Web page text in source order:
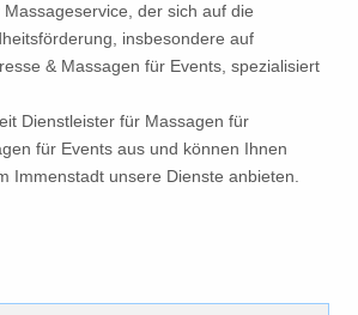
der sich auf die
insbesondere auf
& Massagen für Events, spezialisiert
Dienstleister für Massagen für
für Events aus und können Ihnen
Immenstadt unsere Dienste anbieten.